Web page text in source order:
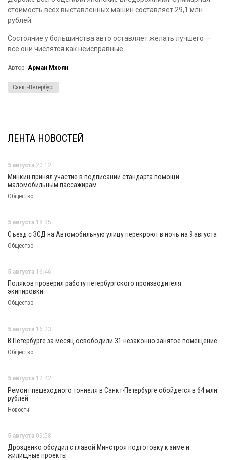
стоимость всех выставленных машин составляет 29,1 млн
рублей.
Состояние у большинства авто оставляет желать лучшего —
все они числятся как неисправные.
Автор: Арман Мхоян
Санкт-Петербург
ЛЕНТА НОВОСТЕЙ
5 августа 20:12
Минкин принял участие в подписании стандарта помощи
маломобильным пассажирам
Общество
5 августа 18:35
Съезд с ЗСД на Автомобильную улицу перекроют в ночь на 9 августа
Общество
5 августа 16:46
Поляков проверил работу петербургского производителя
экипировки
Общество
5 августа 16:23
В Петербурге за месяц освободили 31 незаконно занятое помещение
Общество
5 августа 12:42
Ремонт пешеходного тоннеля в Санкт-Петербурге обойдется в 64 млн
рублей
Новости
5 августа 09:58
Дрозденко обсудил с главой Минстроя подготовку к зиме и
жилищные проекты